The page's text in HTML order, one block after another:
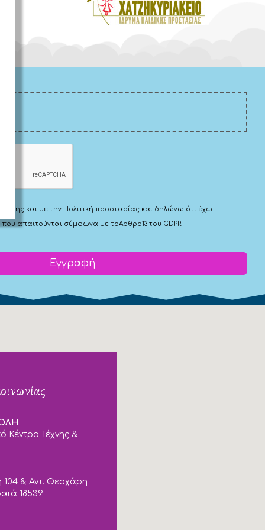
και με την Πολιτική προστασίας και δηλώνω ότι έχω
που απαιτούνται σύμφωνα με τοΑρθρο13 του GDPR.
Εγγραφή
Κέντρο Τέχνης &
104 & Αντ. Θεοχάρη
18539